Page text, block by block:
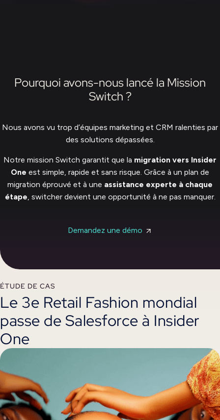
Pourquoi avons-nous lancé la Mission
Switch ?
Nous avons vu trop d’équipes marketing et CRM ralenties par
des solutions dépassées.
Notre mission Switch garantit que la migration vers Insider
One est simple, rapide et sans risque. Grâce à un plan de
migration éprouvé et à une assistance experte à chaque
étape , switcher devient une opportunité à ne pas manquer.
Demandez une démo
ÉTUDE DE CAS
Le 3e Retail Fashion mondial
passe de Salesforce à Insider
One